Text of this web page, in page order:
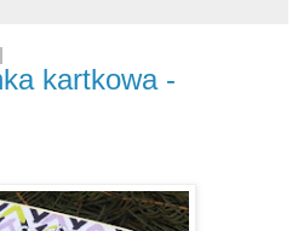
kartkowa -